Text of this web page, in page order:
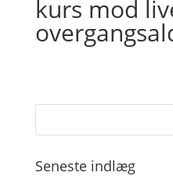
kurs mod
Seneste indlæg